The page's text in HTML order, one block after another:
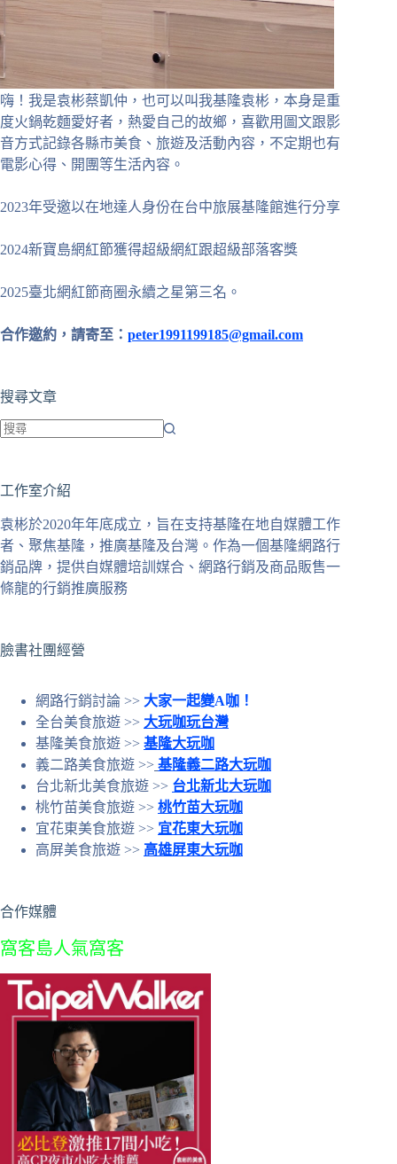
嗨！我是袁彬蔡凱仲，也可以叫我基隆袁彬，本身是重
度火鍋乾麵愛好者，熱愛自己的故鄉，喜歡用圖文跟影
音方式記錄各縣市美食、旅遊及活動內容，不定期也有
電影心得、開團等生活內容。
2023年受邀以在地達人身份在台中旅展基隆館進行分享
2024新寶島網紅節獲得超級網紅跟超級部落客獎
2025臺北網紅節商圈永續之星第三名。
合作邀約，請寄至： peter1991199185@gmail.com
搜尋文章
到
合
條
件
的
果
工作室介紹
袁彬於2020年年底成立，旨在支持基隆在地自媒體工作
者、聚焦基隆，推廣基隆及台灣。作為一個基隆網路行
銷品牌，提供自媒體培訓媒合、網路行銷及商品販售一
條龍的行銷推廣服務
臉書社團經營
網路行銷討論 >> 大家一起變A咖！
全台美食旅遊 >> 大玩咖玩台灣
基隆美食旅遊 >> 基隆大玩咖
義二路美食旅遊 >> 基隆義二路大玩咖
台北新北美食旅遊 >> 台北新北大玩咖
桃竹苗美食旅遊 >> 桃竹苗大玩咖
宜花東美食旅遊 >> 宜花東大玩咖
高屏美食旅遊 >> 高雄屏東大玩咖
合作媒體
窩客島人氣窩客